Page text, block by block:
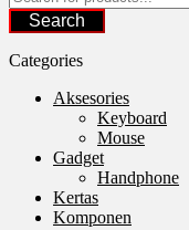
Search
Categories
Aksesories
Keyboard
Mouse
Gadget
Handphone
Kertas
Komponen